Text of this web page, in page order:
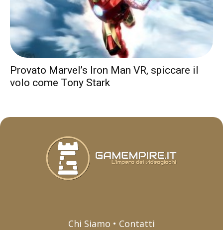
Provato Marvel’s Iron Man VR, spiccare il
volo come Tony Stark
Chi Siamo • Contatti